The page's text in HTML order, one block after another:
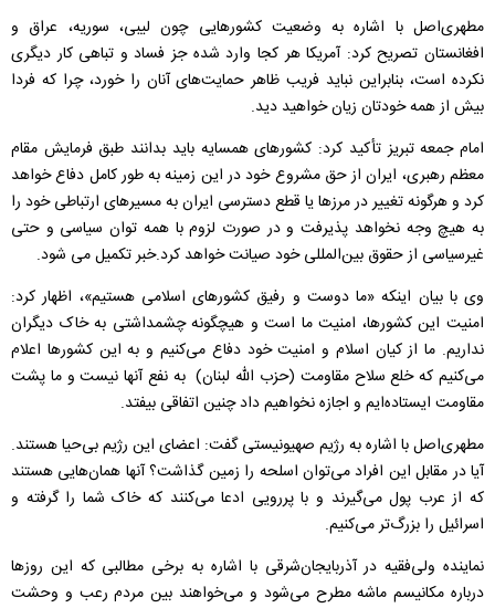
مطهری‌اصل با اشاره به وضعیت کشورهایی چون لیبی، سوریه، عراق و
افغانستان تصریح کرد: آمریکا هر کجا وارد شده جز فساد و تباهی کار دیگری
نکرده است، بنابراین نباید فریب ظاهر حمایت‌های آنان را خورد، چرا که فردا
بیش از همه خودتان زیان خواهید دید.
امام جمعه تبریز تأکید کرد: کشورهای همسایه باید بدانند طبق فرمایش مقام
معظم رهبری، ایران از حق مشروع خود در این زمینه به طور کامل دفاع خواهد
کرد و هرگونه تغییر در مرزها یا قطع دسترسی ایران به مسیرهای ارتباطی خود را
به هیچ وجه نخواهد پذیرفت و در صورت لزوم با همه توان سیاسی و حتی
غیرسیاسی از حقوق بین‌المللی خود صیانت خواهد کرد.خبر تکمیل می شود.
وی با بیان اینکه «ما دوست و رفیق کشورهای اسلامی هستیم»، اظهار کرد:
امنیت این کشورها، امنیت ما است و هیچگونه چشمداشتی به خاک دیگران
نداریم. ما از کیان اسلام و امنیت خود دفاع می‌کنیم و به این کشورها اعلام
می‌کنیم که خلع سلاح مقاومت (حزب الله لبنان) به نفع آنها نیست و ما پشت
مقاومت ایستاده‌ایم و اجازه نخواهیم داد چنین اتفاقی بیفتد.
مطهری‌اصل با اشاره به رژیم صهیونیستی گفت: اعضای این رژیم بی‌حیا هستند.
آیا در مقابل این افراد می‌توان اسلحه را زمین گذاشت؟ آنها همان‌هایی هستند
که از عرب پول می‌گیرند و با پررویی ادعا می‌کنند که خاک شما را گرفته و
اسرائیل را بزرگ‌تر می‌کنیم.
نماینده ولی‌فقیه در آذربایجان‌شرقی با اشاره به برخی مطالبی که این روزها
درباره مکانیسم ماشه مطرح می‌شود و می‌خواهند بین مردم رعب و وحشت